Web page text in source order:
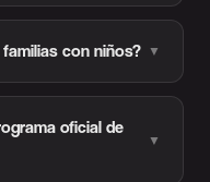
con niños? ▼
oficial de
▼